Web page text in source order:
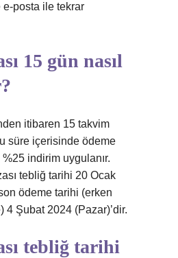
posta ile tekrar
15 gün nasıl
itibaren 15 takvim
süre içerisinde ödeme
%25 indirim uygulanır.
tebliğ tarihi 20 Ocak
ödeme tarihi (erken
4 Şubat 2024 (Pazar)’dir.
tebliğ tarihi